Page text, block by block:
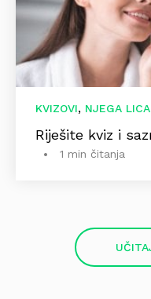
KVIZOVI, NJEGA LICA
Riješite kviz i
1 min čitanja